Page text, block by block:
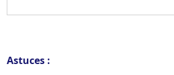
Astuces :